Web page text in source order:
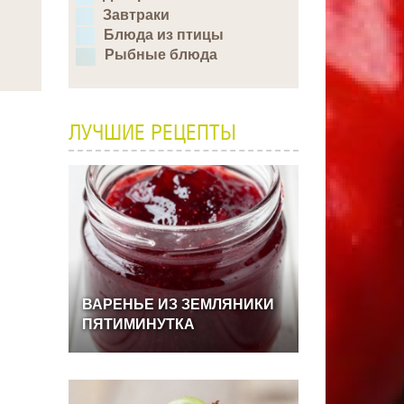
Завтраки
Блюда из птицы
Рыбные блюда
ЛУЧШИЕ РЕЦЕПТЫ
ВАРЕНЬЕИЗ ЗЕМЛЯНИКИ
ПЯТИМИНУТКА